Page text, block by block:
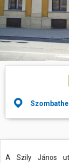
Szabadidő
Hasznos
A Szily János